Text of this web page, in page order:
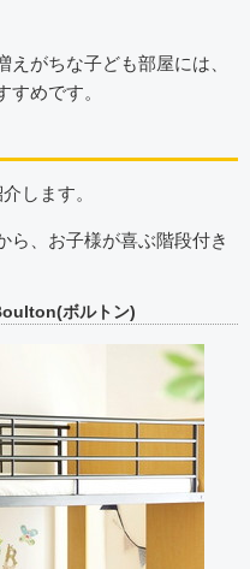
がちな子ども部屋には、
めです。
します。
ら、お子様が喜ぶ階段付き
ボルトン)